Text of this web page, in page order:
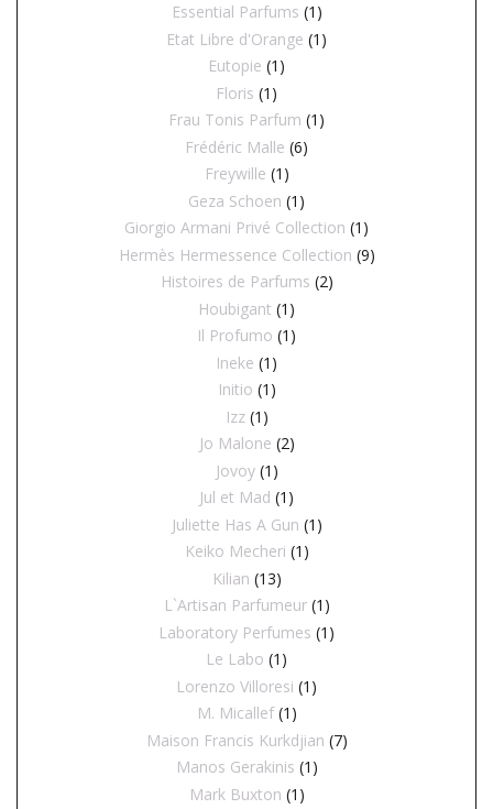
Essential Parfums (1)
Etat Libre d'Orange (1)
Eutopie (1)
Floris (1)
Frau Tonis Parfum (1)
Frédéric Malle (6)
Freywille (1)
Geza Schoen (1)
Giorgio Armani Privé Collection (1)
Hermès Hermessence Collection (9)
Histoires de Parfums (2)
Houbigant (1)
Il Profumo (1)
Ineke (1)
Initio (1)
Izz (1)
Jo Malone (2)
Jovoy (1)
Jul et Mad (1)
Juliette Has A Gun (1)
Keiko Mecheri (1)
Kilian (13)
L`Artisan Parfumeur (1)
Laboratory Perfumes (1)
Le Labo (1)
Lorenzo Villoresi (1)
M. Micallef (1)
Maison Francis Kurkdjian (7)
Manos Gerakinis (1)
Mark Buxton (1)